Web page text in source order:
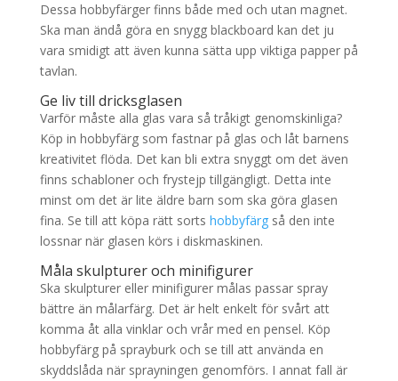
Dessa hobbyfärger finns både med och utan magnet.
Ska man ändå göra en snygg blackboard kan det ju
vara smidigt att även kunna sätta upp viktiga papper på
tavlan.
Ge liv till dricksglasen
Varför måste alla glas vara så tråkigt genomskinliga?
Köp in hobbyfärg som fastnar på glas och låt barnens
kreativitet flöda. Det kan bli extra snyggt om det även
finns schabloner och frystejp tillgängligt. Detta inte
minst om det är lite äldre barn som ska göra glasen
fina. Se till att köpa rätt sorts hobbyfärgså den inte
lossnar när glasen körs i diskmaskinen.
Måla skulpturer och minifigurer
Ska skulpturer eller minifigurer målas passar spray
bättre än målarfärg. Det är helt enkelt för svårt att
komma åt alla vinklar och vrår med en pensel. Köp
hobbyfärg på sprayburk och se till att använda en
skyddslåda när sprayningen genomförs. I annat fall är